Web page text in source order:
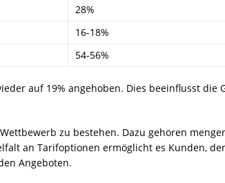
28%
16-18%
54-56%
auf 19% angehoben. Dies beeinflusst die
zu bestehen. Dazu gehören
an Tarifoptionen ermöglicht es Kunden,
Angeboten.